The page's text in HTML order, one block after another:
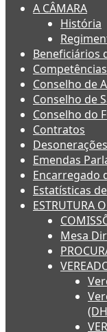
A CÂMARA
História
Beneficiários
Conselho de
Conselho de
Conselho do
Contratos
Emendas
Encarregado
Estatísticas
ESTRUTURA
Mesa